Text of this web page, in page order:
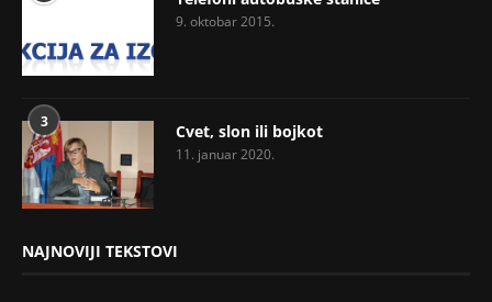
9. oktobar 2015.
3 Cvet, slon ili bojkot
11. januar 2020.
NAJNOVIJI TEKSTOVI